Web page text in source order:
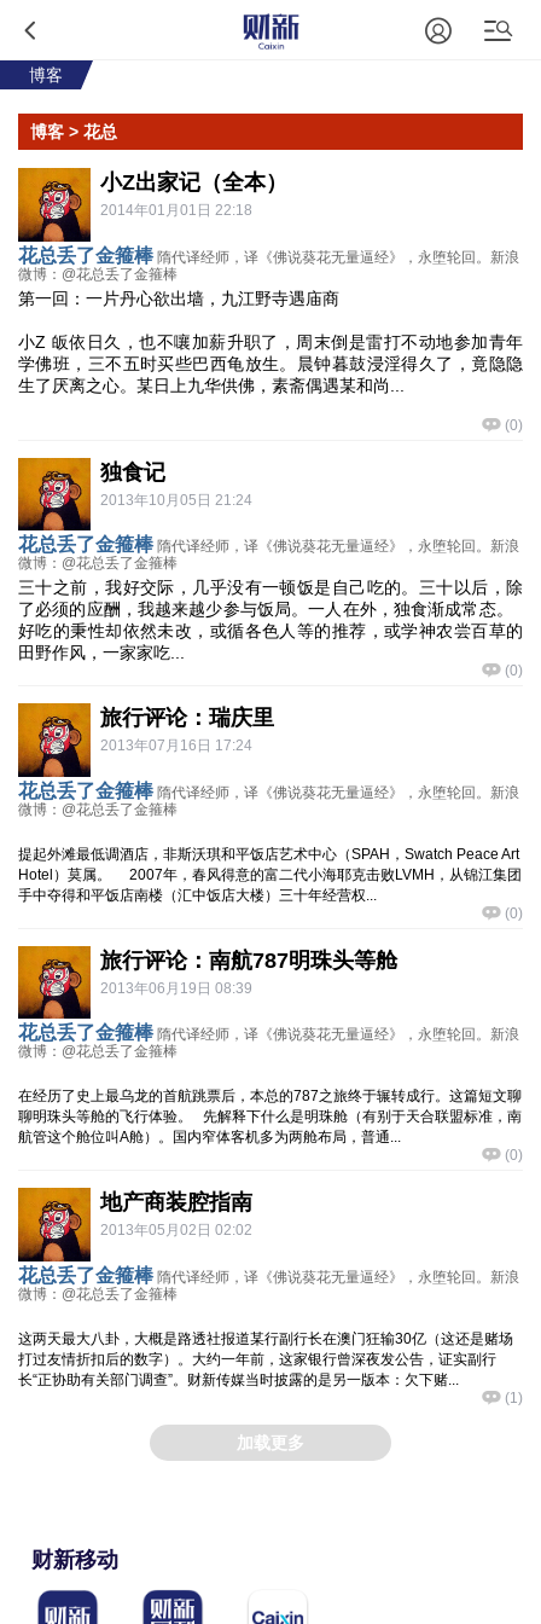
博客
博客 > 花总
小Z出家记（全本）
2014年01月01日 22:18
花总丢了金箍棒 隋代译经师，译《佛说葵花无量逼经》，永堕轮回。新浪
微博：@花总丢了金箍棒
第一回：一片丹心欲出墙，九江野寺遇庙商
小Z 皈依日久，也不嚷加薪升职了，周末倒是雷打不动地参加青年
学佛班，三不五时买些巴西龟放生。晨钟暮鼓浸淫得久了，竟隐隐
生了厌离之心。某日上九华供佛，素斋偶遇某和尚...
(0)
独食记
2013年10月05日 21:24
花总丢了金箍棒 隋代译经师，译《佛说葵花无量逼经》，永堕轮回。新浪
微博：@花总丢了金箍棒
三十之前，我好交际，几乎没有一顿饭是自己吃的。三十以后，除
了必须的应酬，我越来越少参与饭局。一人在外，独食渐成常态。
好吃的秉性却依然未改，或循各色人等的推荐，或学神农尝百草的
田野作风，一家家吃...
(0)
旅行评论：瑞庆里
2013年07月16日 17:24
花总丢了金箍棒 隋代译经师，译《佛说葵花无量逼经》，永堕轮回。新浪
微博：@花总丢了金箍棒
提起外滩最低调酒店，非斯沃琪和平饭店艺术中心（SPAH，Swatch Peace Art
Hotel）莫属。 2007年，春风得意的富二代小海耶克击败LVMH，从锦江集团
手中夺得和平饭店南楼（汇中饭店大楼）三十年经营权...
(0)
旅行评论：南航787明珠头等舱
2013年06月19日 08:39
花总丢了金箍棒 隋代译经师，译《佛说葵花无量逼经》，永堕轮回。新浪
微博：@花总丢了金箍棒
在经历了史上最乌龙的首航跳票后，本总的787之旅终于辗转成行。这篇短文聊
聊明珠头等舱的飞行体验。 先解释下什么是明珠舱（有别于天合联盟标准，南
航管这个舱位叫A舱）。国内窄体客机多为两舱布局，普通...
(0)
地产商装腔指南
2013年05月02日 02:02
花总丢了金箍棒 隋代译经师，译《佛说葵花无量逼经》，永堕轮回。新浪
微博：@花总丢了金箍棒
这两天最大八卦，大概是路透社报道某行副行长在澳门狂输30亿（这还是赌场
打过友情折扣后的数字）。大约一年前，这家银行曾深夜发公告，证实副行
长“正协助有关部门调查”。财新传媒当时披露的是另一版本：欠下赌...
(1 )
加载更多
财新移动